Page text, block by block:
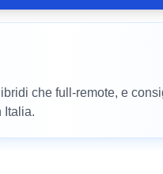
che full-remote, e
Italia.